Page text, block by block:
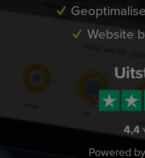
Website
4,4
Powered by